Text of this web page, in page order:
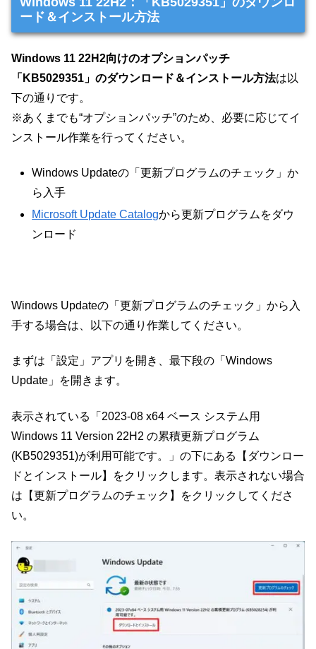
ード＆インストール方法
Windows 11 22H2向けのオプションパッチ
「KB5029351」のダウンロード＆インストール方法は以
下の通りです。
※あくまでも“オプションパッチ”のため、必要に応じてイ
ンストール作業を行ってください。
Windows Updateの「更新プログラムのチェック」か
ら入手
Microsoft Update Catalogから更新プログラムをダウ
ンロード
Windows Updateの「更新プログラムのチェック」から入
手する場合は、以下の通り作業してください。
まずは「設定」アプリを開き、最下段の「Windows
Update」を開きます。
表示されている「2023-08 x64 ベース システム用
Windows 11 Version 22H2 の累積更新プログラム
(KB5029351)が利用可能です。」の下にある【ダウンロー
ドとインストール】をクリックします。表示されない場合
は【更新プログラムのチェック】をクリックしてくださ
い。